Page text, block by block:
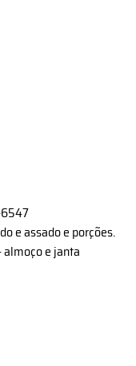
e assado e porções.
e janta